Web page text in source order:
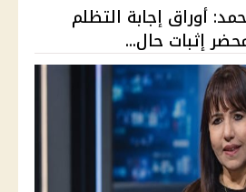
ريم محمد: أوراق إجابة التظلم
إثبات حال...